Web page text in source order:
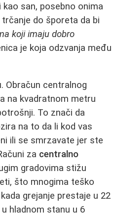
san, posebno onima
do šporeta da bi
koji imaju dobro
je koja odzvanja među
Obračun centralnog
na kvadratnom metru
To znači da
na to da li kod vas
ili se smrzavate jer ste
za centralno
gradovima stižu
što mnogima teško
grejanje prestaje u 22
hladnom stanu u 6